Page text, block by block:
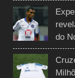
do